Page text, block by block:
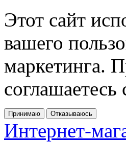
Этот сайт
вашего
маркетинга.
Принимаю Отказываюсь
Интернет-